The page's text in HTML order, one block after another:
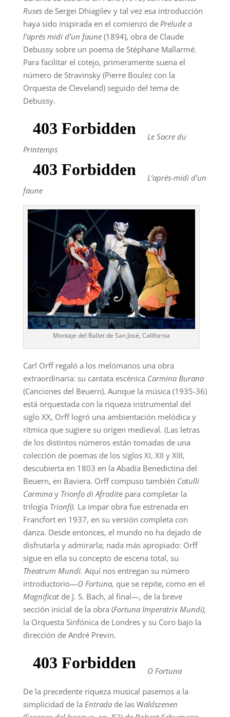
Rusesde Sergei Dhiagilev y tal vez esa introducción
haya sido inspirada en el comienzo de Prelude a
l’aprés midi d’un faune(1894), obra de Claude
Debussy sobre un poema de Stéphane Mallarmé.
Para facilitar el cotejo, primeramente suena el
número de Stravinsky (Pierre Boulez con la
Orquesta de Cleveland) seguido del tema de
Debussy.
Le Sacre du
Printemps
L’après-midi d’un
faune
Montaje del Ballet de San José, California
Carl Orff regaló a los melómanos una obra
extraordinaria: su cantata escénica Carmina Burana
(Canciones del Beuern). Aunque la música (1935-36)
está orquestada con la riqueza instrumental del
siglo XX, Orff logró una ambientación melódica y
rítmica que sugiere su origen medieval. (Las letras
de los distintos números están tomadas de una
colección de poemas de los siglos XI, XII y XIII,
descubierta en 1803 en la Abadía Benedictina del
Beuern, en Baviera. Orff compuso también Catulli
Carminay Trionfo di Afrodite para completar la
trilogía Trionfi). La impar obra fue estrenada en
Francfort en 1937, en su versión completa con
danza. Desde entonces, el mundo no ha dejado de
disfrutarla y admirarla; nada más apropiado: Orff
sigue en ella su concepto de escena total, su
Theatrum Mundi. Aquí nos entregan su número
introductorio—O Fortuna, que se repite, como en el
Magnificat de J. S. Bach, al final—, de la breve
sección inicial de la obra (Fortuna Imperatrix Mundi),
la Orquesta Sinfónica de Londres y su Coro bajo la
dirección de André Previn.
O Fortuna
De la precedente riqueza musical pasemos a la
simplicidad de la Entradade las Waldszenen